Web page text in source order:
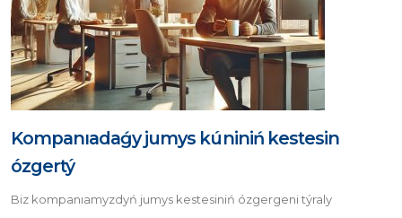
Kompanıadaǵy jumys kúniniń kestesin
ózgertý
Biz kompanıamyzdyń jumys kestesiniń ózgergeni týraly